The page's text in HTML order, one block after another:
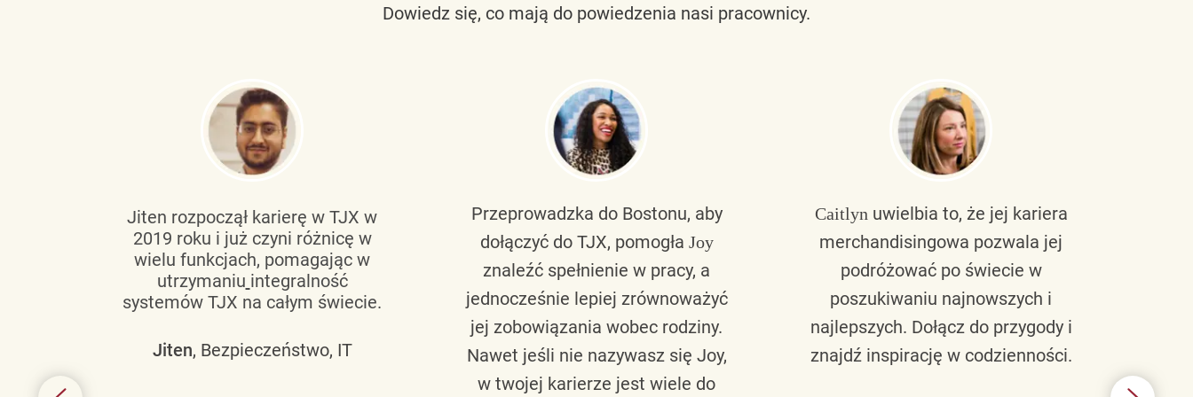
Dowiedz się, co mają do powiedzenia nasi pracownicy.
Jiten rozpoczął karierę w TJX w
2019 roku i już czyni różnicę w
wielu funkcjach, pomagając w
utrzymaniu integralność
systemów TJX na całym świecie.
Jiten, Bezpieczeństwo, IT
Przeprowadzka do Bostonu, aby
dołączyć do TJX, pomogła Joy
znaleźć spełnienie w pracy, a
jednocześnie lepiej zrównoważyć
jej zobowiązania wobec rodziny.
Nawet jeśli nie nazywasz się Joy,
w twojej karierze jest wiele do
Caitlynuwielbia to, że jej kariera
merchandisingowa pozwala jej
podróżować po świecie w
poszukiwaniu najnowszych i
najlepszych. Dołącz do przygody i
znajdź inspirację w codzienności.